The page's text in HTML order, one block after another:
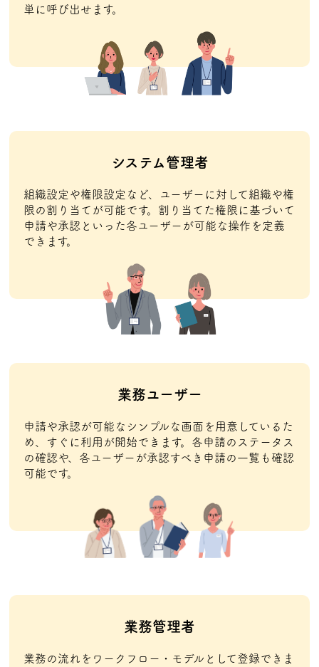
単に呼び出せます。
システム管理者
組織設定や権限設定など、ユーザーに対して組織や権
限の割り当てが可能です。割り当てた権限に基づいて
申請や承認といった各ユーザーが可能な操作を定義
できます。
業務ユーザー
申請や承認が可能なシンプルな画面を用意しているた
め、すぐに利用が開始できます。各申請のステータス
の確認や、各ユーザーが承認すべき申請の一覧も確認
可能です。
業務管理者
業務の流れをワークフロー・モデルとして登録できま